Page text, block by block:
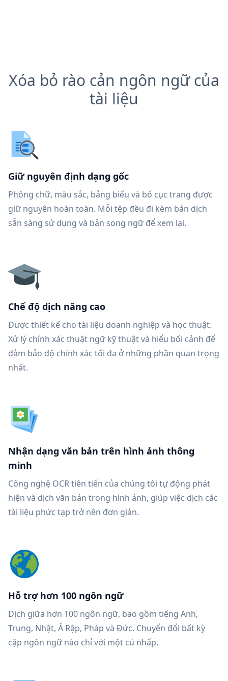
Xóa bỏ rào cản ngôn ngữ của
tài liệu
Giữ nguyên định dạng gốc
Phông chữ, màu sắc, bảng biểu và bố cục trang được
giữ nguyên hoàn toàn. Mỗi tệp đều đi kèm bản dịch
sẵn sàng sử dụng và bản song ngữ để xem lại.
Chế độ dịch nâng cao
Được thiết kế cho tài liệu doanh nghiệp và học thuật.
Xử lý chính xác thuật ngữ kỹ thuật và hiểu bối cảnh để
đảm bảo độ chính xác tối đa ở những phần quan trọng
nhất.
Nhận dạng văn bản trên hình ảnh thông
minh
Công nghệ OCR tiên tiến của chúng tôi tự động phát
hiện và dịch văn bản trong hình ảnh, giúp việc dịch các
tài liệu phức tạp trở nên đơn giản.
Hỗ trợ hơn 100 ngôn ngữ
Dịch giữa hơn 100 ngôn ngữ, bao gồm tiếng Anh,
Trung, Nhật, Ả Rập, Pháp và Đức. Chuyển đổi bất kỳ
cặp ngôn ngữ nào chỉ với một cú nhấp.